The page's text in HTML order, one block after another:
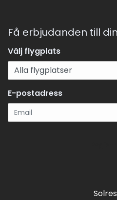
Få erbjudanden till
Välj flygplats
E-postadress